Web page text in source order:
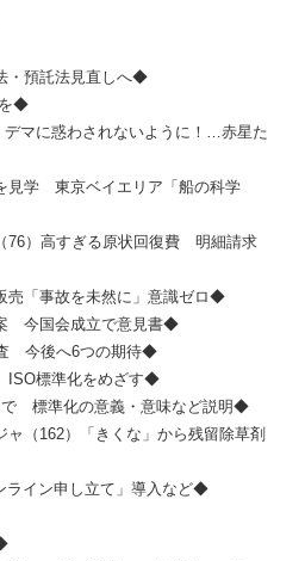
預託法見直しへ◆
◆
マに惑わされないように！…赤星た
学 東京ベイエリア「船の科学
76）高すぎる原状回復費 明細請求
売「事故を未然に」意識ゼロ◆
今国会成立で意見書◆
今後へ6つの期待◆
標準化をめざす◆
標準化の意義・意味など説明◆
（162）「きくな」から残留除草剤
イン申し立て」導入など◆